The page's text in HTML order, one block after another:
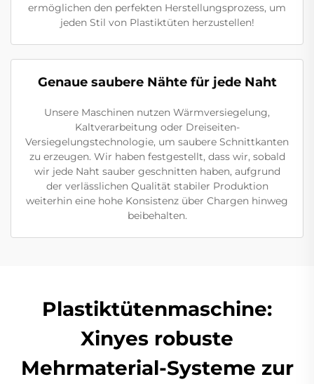
ermöglichen den perfekten Herstellungsprozess, um
jeden Stil von Plastiktüten herzustellen!
Genaue saubere Nähte für jede Naht
Unsere Maschinen nutzen Wärmversiegelung,
Kaltverarbeitung oder Dreiseiten-
Versiegelungstechnologie, um saubere Schnittkanten
zu erzeugen. Wir haben festgestellt, dass wir, sobald
wir jede Naht sauber geschnitten haben, aufgrund
der verlässlichen Qualität stabiler Produktion
weiterhin eine hohe Konsistenz über Chargen hinweg
beibehalten.
Plastiktütenmaschine:
Xinyes robuste
Mehrmaterial-Systeme zur